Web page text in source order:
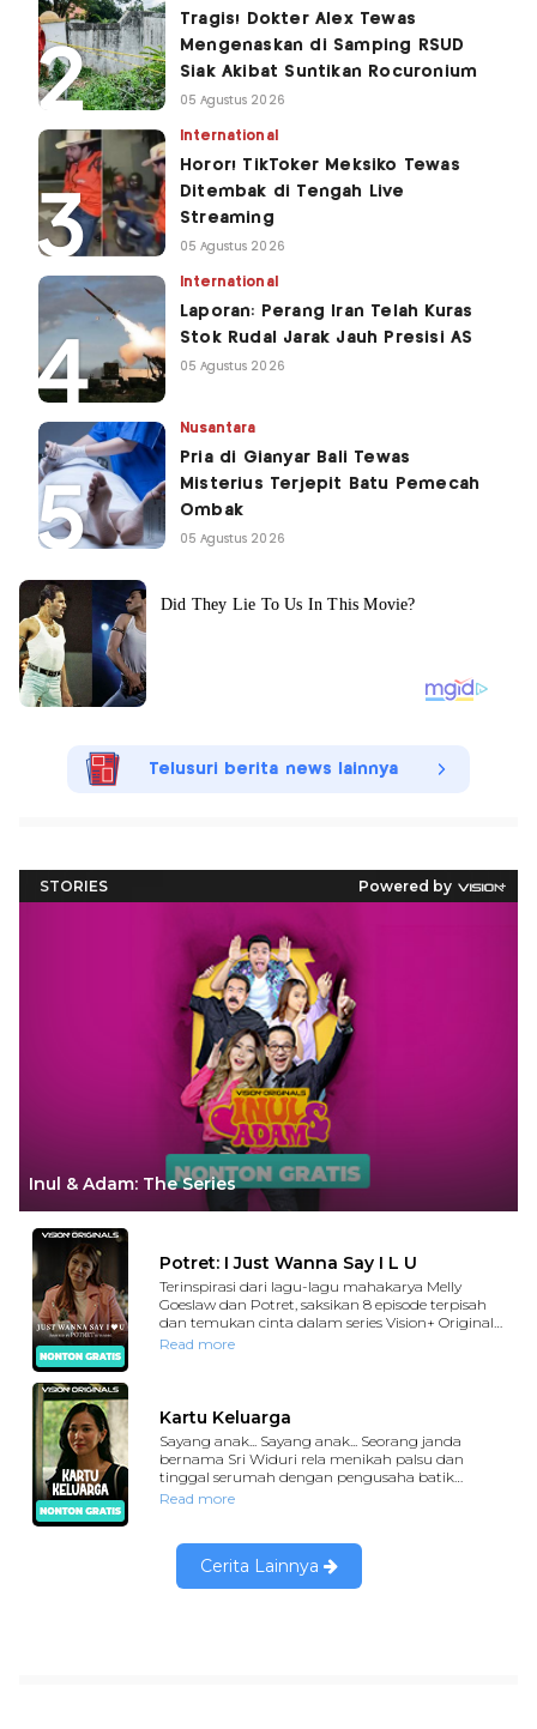
Tragis! Dokter Alex Tewas
Mengenaskan di Samping RSUD
Siak Akibat Suntikan Rocuronium
05 Agustus 2026
International
Horor! TikToker Meksiko Tewas
Ditembak di Tengah Live
Streaming
05 Agustus 2026
International
Laporan: Perang Iran Telah Kuras
Stok Rudal Jarak Jauh Presisi AS
05 Agustus 2026
Nusantara
Pria di Gianyar Bali Tewas
Misterius Terjepit Batu Pemecah
Ombak
05 Agustus 2026
Telusuri berita news lainnya